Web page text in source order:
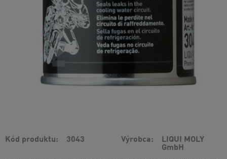
Kód produktu 3043 Výrobca
LIQUI MOLY
GmbH